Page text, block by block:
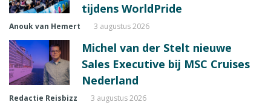
tijdens WorldPride
Anouk van Hemert 3 augustus 2026
Michel van der Stelt nieuwe
Sales Executive bij MSC Cruises
Nederland
Redactie Reisbizz 3 augustus 2026